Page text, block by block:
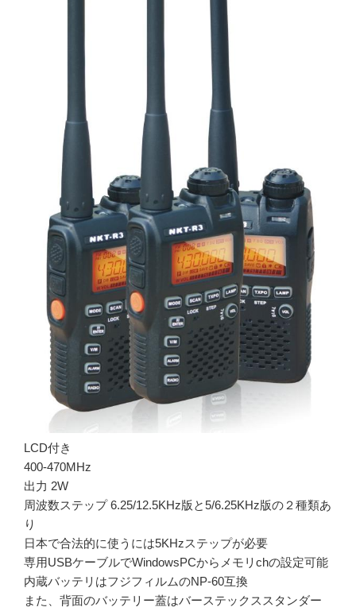
LCD付き
400-470MHz
出力 2W
周波数ステップ 6.25/12.5KHz版と5/6.25KHz版の２種類あ
り
日本で合法的に使うには5KHzステップが必要
専用USBケーブルでWindowsPCからメモリchの設定可能
内蔵バッテリはフジフィルムのNP-60互換
また、背面のバッテリー蓋はバーステックススタンダー